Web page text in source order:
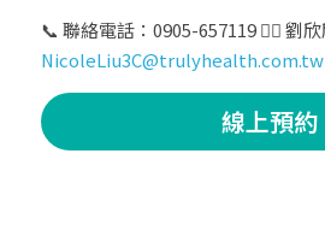
NicoleLiu3C@trulyhealth.com.tw
線上預約